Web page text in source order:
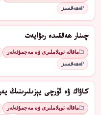
ھەقسىز
چىنار ھەققىدە رىۋايەت
ماقالە توپلاملىرى ۋە مەجمۇئەلەر
ھەقسىز
كاۋاك ۋە ئۇرچى يېزىلىرىنىڭ
ماقالە توپلاملىرى ۋە مەجمۇئەلەر